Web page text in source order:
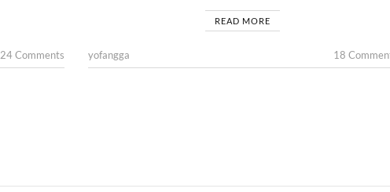
24 Comments
READ MORE
yofangga 18